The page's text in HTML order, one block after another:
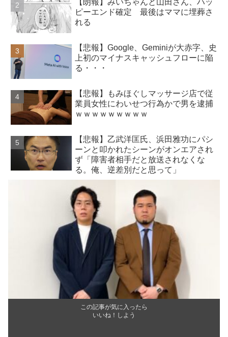
ピーエンド確定 最後はママに埋葬さ
れる
【悲報】Google、Geminiが大赤字、史
上初のマイナスキャッシュフローに陥
る・・・
【悲報】もみほぐしマッサージ店で従
業員女性にわいせつ行為かで男を逮捕
ｗｗｗｗｗｗｗｗｗ
【悲報】乙武洋匡氏、浜田雅功にパシ
ーンと叩かれたシーンがオンエアされ
ず「障害者相手だと放送されなくな
る。俺、逆差別だと思って」
この記事が気に入ったら
いいね！しよう